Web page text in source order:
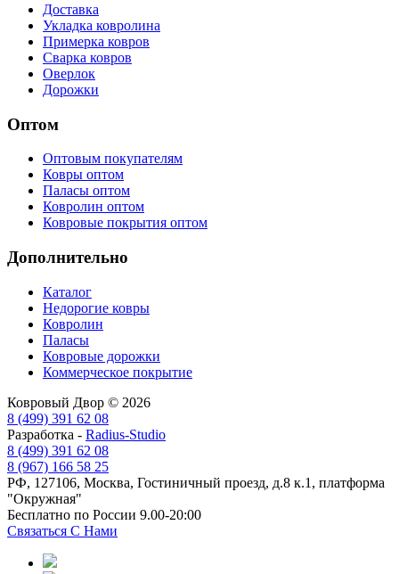
Доставка
Укладка ковролина
Примерка ковров
Сварка ковров
Оверлок
Дорожки
Оптом
Оптовым покупателям
Ковры оптом
Паласы оптом
Ковролин оптом
Ковровые покрытия оптом
Дополнительно
Каталог
Недорогие ковры
Ковролин
Паласы
Ковровые дорожки
Коммерческое покрытие
Ковровый Двор © 2026
8 (499) 391 62 08
Разработка - Radius-Studio
8 (499) 391 62 08
8 (967) 166 58 25
РФ, 127106, Москва, Гостиничный проезд, д.8 к.1, платформа
"Окружная"
Бесплатно по России 9.00-20:00
Связаться С Нами